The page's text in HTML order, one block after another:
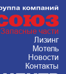
Запасные части
Лизинг
Мотель
Новости
Контакты